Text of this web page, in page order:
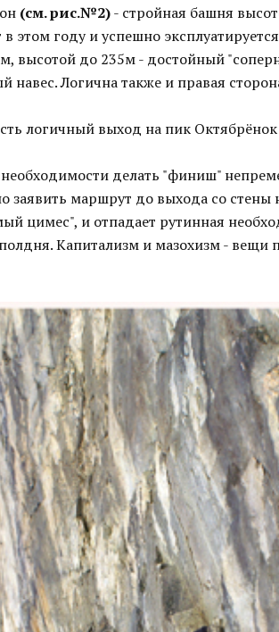
(cм. рис.№2)- стройная башня
этом году и успешно
высотой до 235м - достойный
навес. Логична также и правая
логичный выход на пик
делать "финиш"
заявить маршрут до выхода со
цимес", и отпадает рутинная
Капитализм и мазохизм - вещи